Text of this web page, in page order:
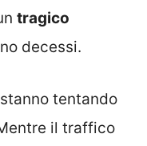
tragico
decessi.
tentando
il traffico